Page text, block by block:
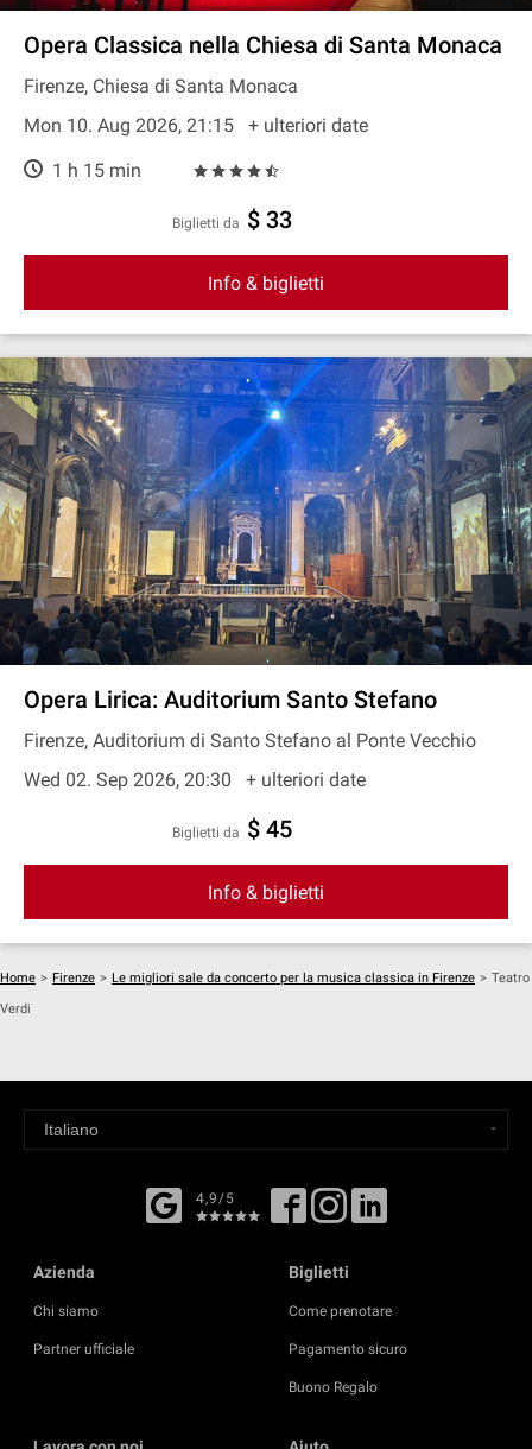
Opera Classica nella Chiesa di Santa Monaca
Firenze, Chiesa di Santa Monaca
Mon 10. Aug 2026, 21:15
+ ulteriori date
1 h 15 min
Biglietti da $ 33
Info & biglietti
Opera Lirica: Auditorium Santo Stefano
Firenze, Auditorium di Santo Stefano al Ponte Vecchio
Wed 02. Sep 2026, 20:30
+ ulteriori date
Biglietti da $ 45
Info & biglietti
Home > Firenze > Le migliori sale da concerto per la musica classica in Firenze > Teatro
Verdi
4,9/5
Azienda
Chi siamo
Partner ufficiale
Biglietti
Come prenotare
Pagamento sicuro
Buono Regalo